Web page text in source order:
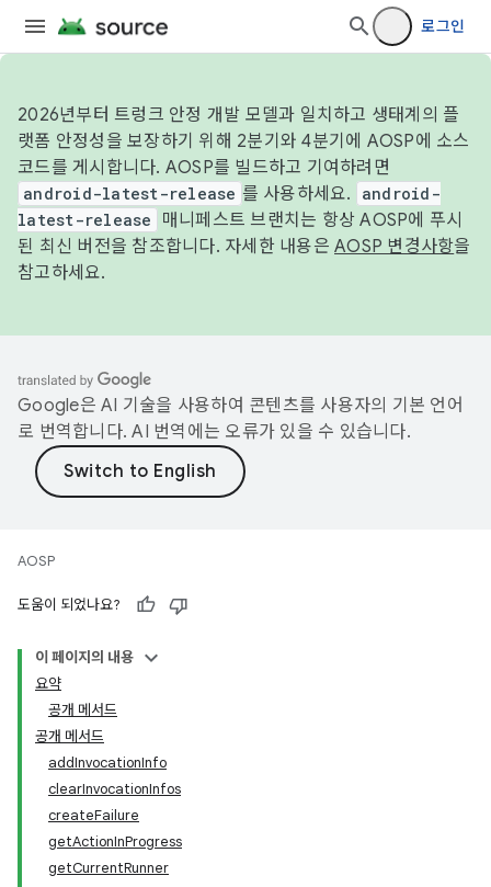
로그인
2026년부터 트렁크 안정 개발 모델과 일치하고 생태계의 플
랫폼 안정성을 보장하기 위해 2분기와 4분기에 AOSP에 소스
코드를 게시합니다. AOSP를 빌드하고 기여하려면
android-latest-release 를 사용하세요.
android-
latest-release
매니페스트 브랜치는 항상 AOSP에 푸시
된 최신 버전을 참조합니다. 자세한 내용은 AOSP 변경사항을
참고하세요.
Google은 AI 기술을 사용하여 콘텐츠를 사용자의 기본 언어
로 번역합니다. AI 번역에는 오류가 있을 수 있습니다.
AOSP
도움이 되었나요?
이 페이지의 내용
요약
공개 메서드
공개 메서드
addInvocationInfo
clearInvocationInfos
createFailure
getActionInProgress
getCurrentRunner